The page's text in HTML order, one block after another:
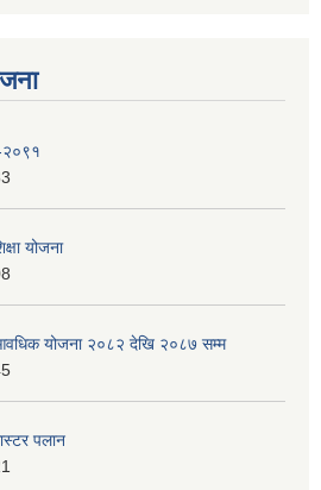
२०९१
योजना
योजना २०८२ देखि २०८७ सम्म
पलान